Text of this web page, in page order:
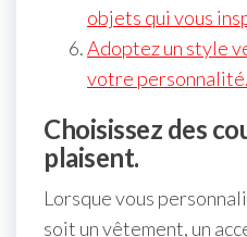
objets qui vous
Adoptez un style
votre personnalité.
Choisissez des
plaisent.
Lorsque vous
soit un vêtement, un